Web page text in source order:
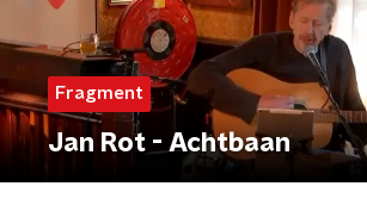
Fragment
Jan Rot - Achtbaan